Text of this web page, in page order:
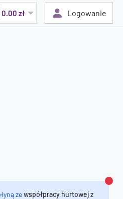
0.00 zł Logowanie
zewspółpracy hurtowej z